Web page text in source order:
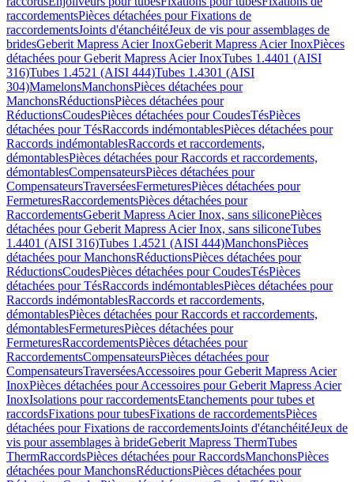
raccordementsPièces détachées pour Fixations de
raccordementsJoints d'étanchéitéJeux de vis pour assemblages de
bridesGeberit Mapress Acier InoxGeberit Mapress Acier InoxPièces
détachées pour Geberit Mapress Acier InoxTubes 1.4401 (AISI
316)Tubes 1.4521 (AISI 444)Tubes 1.4301 (AISI
304)MamelonsManchonsPièces détachées pour
ManchonsRéductionsPièces détachées pour
RéductionsCoudesPièces détachées pour CoudesTésPièces
détachées pour TésRaccords indémontablesPièces détachées pour
Raccords indémontablesRaccords et raccordements,
démontablesPièces détachées pour Raccords et raccordements,
démontablesCompensateursPièces détachées pour
CompensateursTraverséesFermeturesPièces détachées pour
FermeturesRaccordementsPièces détachées pour
RaccordementsGeberit Mapress Acier Inox, sans siliconePièces
détachées pour Geberit Mapress Acier Inox, sans siliconeTubes
1.4401 (AISI 316)Tubes 1.4521 (AISI 444)ManchonsPièces
détachées pour ManchonsRéductionsPièces détachées pour
RéductionsCoudesPièces détachées pour CoudesTésPièces
détachées pour TésRaccords indémontablesPièces détachées pour
Raccords indémontablesRaccords et raccordements,
démontablesPièces détachées pour Raccords et raccordements,
démontablesFermeturesPièces détachées pour
FermeturesRaccordementsPièces détachées pour
RaccordementsCompensateursPièces détachées pour
CompensateursTraverséesAccessoires pour Geberit Mapress Acier
InoxPièces détachées pour Accessoires pour Geberit Mapress Acier
InoxIsolations pour raccordementsEtanchements pour tubes et
raccordsFixations pour tubesFixations de raccordementsPièces
détachées pour Fixations de raccordementsJoints d'étanchéitéJeux de
vis pour assemblages à brideGeberit Mapress ThermTubes
ThermRaccordsPièces détachées pour RaccordsManchonsPièces
détachées pour ManchonsRéductionsPièces détachées pour